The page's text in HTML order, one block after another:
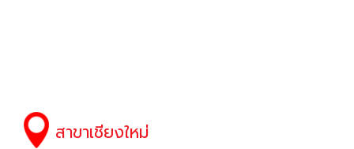
สาขาเชียงใหม่